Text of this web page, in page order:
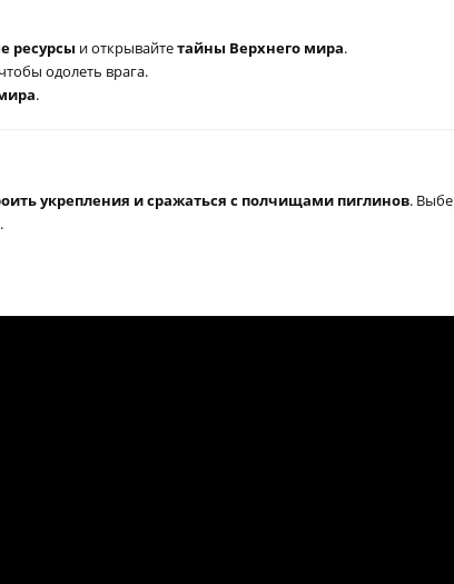
ресурсы и открывайтетайны Верхнего мира.
одолеть врага.
.
укрепления и сражаться с полчищами пиглинов.